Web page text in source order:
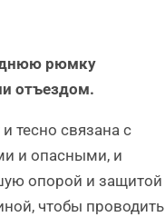
рюмку
отъездом.
тесно связана с
и опасными, и
опорой и защитой
чтобы проводить